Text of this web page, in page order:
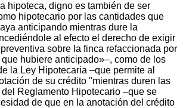
hipoteca, digno es también de ser
hipotecario por las cantidades que
anticipando mientras dure la
al efecto el derecho de exigir
sobre la finca refaccionada por
que hubiere anticipado»–, como de los
la Ley Hipotecaria –que permite al
de su crédito "mientras duren las
Reglamento Hipotecario –que se
de que en la anotación del crédito